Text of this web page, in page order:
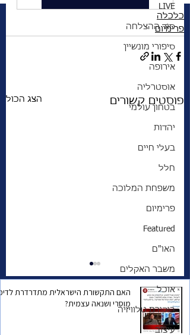
LIVE
סוד ההצלחה
סיפורי מונשיין
אירופה
אוסטרליה
בטחון עולמי
יהדות
בעלי חיים
חלל
משפחת המלוכה
פרימיום
Featured
האו"ם
משבר האקלים
אוכל
ביקורת טלוויזיה
עיצוב
כלכלה
פרימיום
פוסטים קשורים הצג הכול
האם התקשורת הישראלית מתדרדרת
מוסרי ושנאה עצמית?